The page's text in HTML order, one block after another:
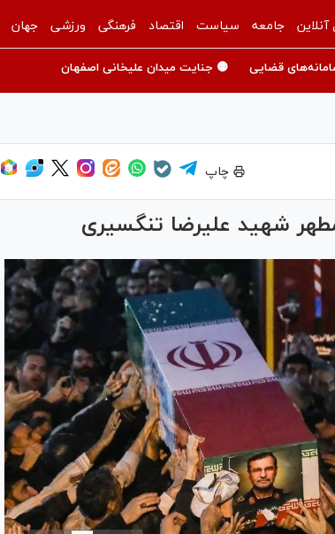
آنلاین جامعه سیاست اقتصاد فرهنگی ورزشی جهان
قضایی 🟡 جنایت میدان علیخانی اصفهان
چاپ
مطهر شهید علیرضا تنگسیری